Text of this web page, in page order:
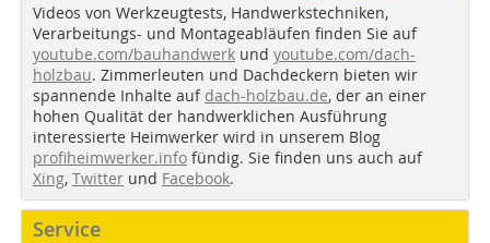
Videos von Werkzeugtests, Handwerkstechniken,
Verarbeitungs- und Montageabläufen finden Sie auf
youtube.com/bauhandwerk und youtube.com/dach-
holzbau. Zimmerleuten und Dachdeckern bieten wir
spannende Inhalte auf dach-holzbau.de, der an einer
hohen Qualität der handwerklichen Ausführung
interessierte Heimwerker wird in unserem Blog
profiheimwerker.info fündig. Sie finden uns auch auf
Xing, Twitter und Facebook.
Service